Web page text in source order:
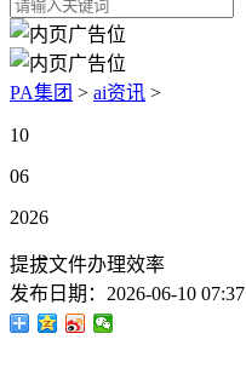
PA集团 > ai资讯 >
10
06
2026
提拔文件办理效率
发布日期： 2026-06-10 07:37